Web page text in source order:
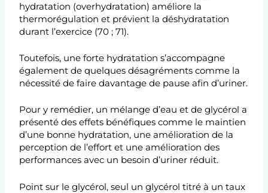
hydratation (overhydratation) améliore la
thermorégulation et prévient la déshydratation
durant l’exercice (70 ; 71).
Toutefois, une forte hydratation s’accompagne
également de quelques désagréments comme la
nécessité de faire davantage de pause afin d’uriner.
Pour y remédier, un mélange d’eau et de glycérol a
présenté des effets bénéfiques comme le maintien
d’une bonne hydratation, une amélioration de la
perception de l’effort et une amélioration des
performances avec un besoin d’uriner réduit.
Point sur le glycérol, seul un glycérol titré à un taux